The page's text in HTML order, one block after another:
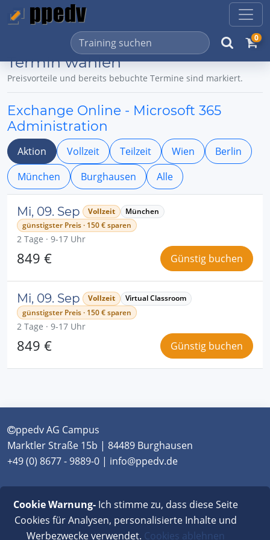
0
Termin wählen
Preisvorteile und bereits bebuchte Termine sind markiert.
Exchange Online - Microsoft 365
Administration
Aktion Vollzeit Teilzeit Wien
Berlin
München
Burghausen Alle
Mi, 09. Sep Vollzeit
München
günstigster Preis · 150 € sparen
2 Tage · 9-17 Uhr
849 € Günstig buchen
Mi, 09. Sep Vollzeit
Virtual Classroom
günstigster Preis · 150 € sparen
2 Tage · 9-17 Uhr
849 € Günstig buchen
ppedv AG Campus
Marktler Straße 15b | 84489 Burghausen
+49 (0) 8677 - 9889-0 | info@ppedv.de
Classroom
|Impressum|Datenschutz|FAQ
Cookie Warnung-Ich stimme zu, dass diese Seite
Cookies für Analysen, personalisierte Inhalte und
Werbezwecke verwendet. Cookies ablehnen